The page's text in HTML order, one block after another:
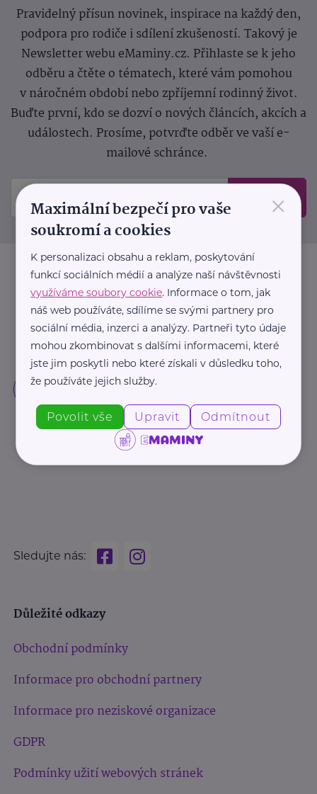
Pravidelný přísun novinek, inspirace na každý den,
podpora pro rodiče i sdílení zkušeností. Takový je
Newsletter webu eMaminy.cz. Přihlaste se k jeho
odběru a čtěte o tématech, které vám pomohou
v náročném období nebo zpříjemní rodinný život.
Buďte první, kdo se dozví o nových článcích, akcích a
událostech. Prosíme, potvrďte odběr ve vaší e-
mailové schránce.
Odeslat
Sledujte nás:
Důležité odkazy
Obchodní podmínky
Informace pro obchodní partnery
Informace pro neziskové organizace
GDPR
Podmínky užití webových stránek
×
Maximální bezpečí pro vaše
soukromí a cookies
K personalizaci obsahu a reklam, poskytování
funkcí sociálních médií a analýze naší návštěvnosti
využíváme soubory cookie. Informace o tom, jak
náš web používáte, sdílíme se svými partnery pro
sociální média, inzerci a analýzy. Partneři tyto údaje
mohou zkombinovat s dalšími informacemi, které
jste jim poskytli nebo které získali v důsledku toho,
že používáte jejich služby.
Povolit vše Upravit Odmítnout